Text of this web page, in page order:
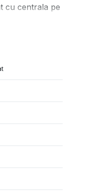
cu centrala pe
care se
fac legătura